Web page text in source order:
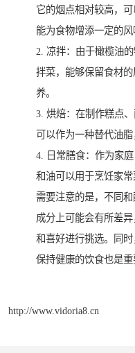
它的烟点相对较高，
能为食物增添一定的风
2. 凉拌：由于橄榄油
拌菜，能够保留食材
养。
3. 烘焙：在制作糕点
可以作为一种替代油脂
4. 日常膳食：作为家
和油可以用于烹饪家常
需要注意的是，不同
成分上可能会有所差
和喜好进行挑选。同
保持健康的饮食也是重
http://www.vidoria8.cn